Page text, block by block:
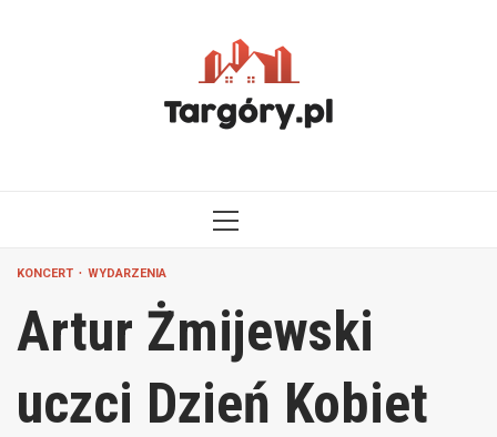
MENU
KONCERT WYDARZENIA
Artur Żmijewski
uczci Dzień Kobiet